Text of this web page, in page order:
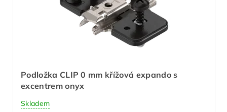
Podložka CLIP 0 mm křížová expando s
excentrem onyx
Skladem